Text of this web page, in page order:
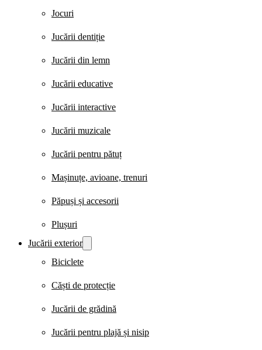
Jocuri
Jucării dentiție
Jucării din lemn
Jucării educative
Jucării interactive
Jucării muzicale
Jucării pentru pătuț
Mașinuțe, avioane, trenuri
Păpuși și accesorii
Plușuri
Jucării exterior
Biciclete
Căști de protecție
Jucării de grădină
Jucării pentru plajă și nisip